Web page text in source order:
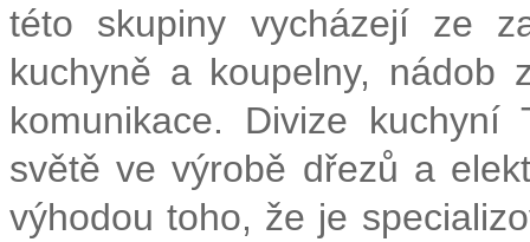
této skupiny vycházejí ze
kuchyně a koupelny, nádob
komunikace. Divize
světě ve výrobě dřezů a
výhodou toho, že je